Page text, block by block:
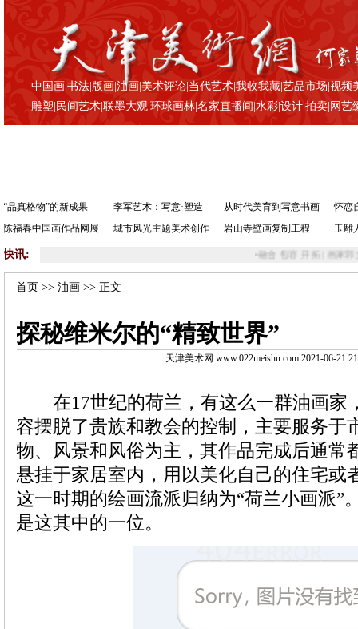
中国画 |书法 版画 |油画 |美术评论 当代艺术 |我收我藏 |艺品市场 |视频
雕塑 民间艺术 |联墨大观 |环球画林 |名家直播间 |水彩 |设计 |拍卖 网艺
“品真格物”的新成果 李军艺术：写意·塑造 从时代美育到写意书画
怀恋
陈福春中国画作品网展
城市风光主题美术创作 岩山寺壁画复制工程 玉雕
快讯: 融合 包容 开拓 | 画家郭文伟解
首页 >>油画 >> 正文
探秘维米尔的“精致世界”
天津美术网 www.022meishu.com 2021-06-21
在17世纪的荷兰，有这么一群油画家
容摆脱了贵族和教会的控制，主要服务于
物、风景和风俗为主，其作品完成后通常
悬挂于家居室内，用以美化自己的住宅或
这一时期的绘画流派归纳为“荷兰小画派”
是这其中的一位。